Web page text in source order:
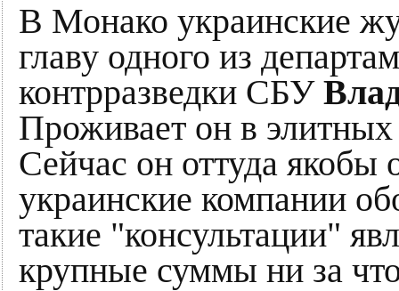
В Монако украинские
главу одного из
контрразведки СБУ
Проживает он в
Сейчас он оттуда якобы
украинские компании
такие "консультации"
крупные суммы ни за